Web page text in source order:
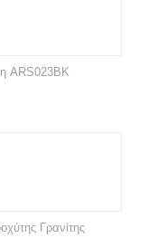
ARS023BK
Γρανίτης